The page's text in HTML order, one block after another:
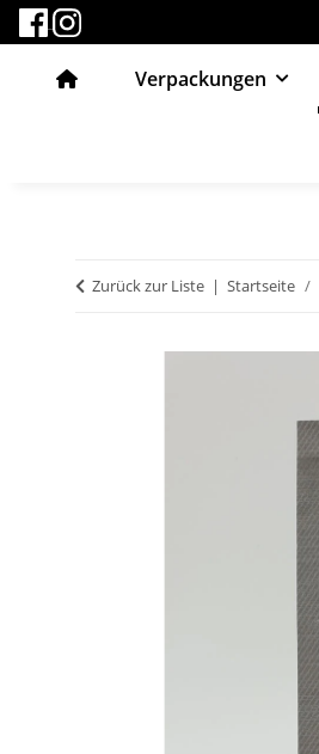
Verpackungen
Zurück zur Liste Startseite